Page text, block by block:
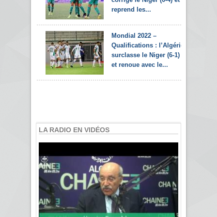
reprend les...
Mondial 2022 –
Qualifications : l’Algérie
surclasse le Niger (6-1)
et renoue avec le...
LA RADIO EN VIDÉOS